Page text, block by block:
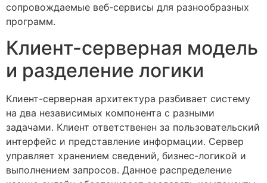
сопровождаемые веб-сервисы для разнообразных
программ.
Клиент-серверная модель
и разделение логики
Клиент-серверная архитектура разбивает систему
на два независимых компонента с разными
задачами. Клиент ответственен за пользовательский
интерфейс и представление информации. Сервер
управляет хранением сведений, бизнес-логикой и
выполнением запросов. Данное распределение